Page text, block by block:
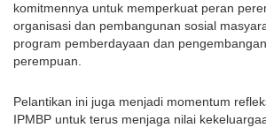
komitmennya untuk memperkuat peran
organisasi dan pembangunan sosial
program pemberdayaan dan
perempuan.
Pelantikan ini juga menjadi momentum
IPMBP untuk terus menjaga nilai